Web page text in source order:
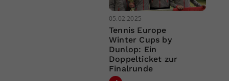
05.02.2025
Tennis Europe
Winter Cups by
Dunlop: Ein
Doppelticket zur
Finalrunde